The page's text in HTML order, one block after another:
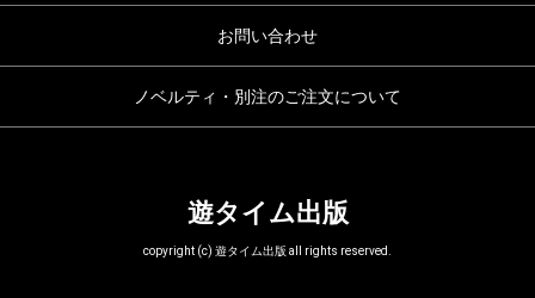
お問い合わせ
ノベルティ・別注のご注文について
遊タイム出版
copyright (c) 遊タイム出版 all rights reserved.